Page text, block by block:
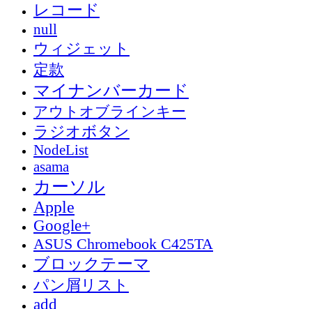
レコード
null
ウィジェット
定款
マイナンバーカード
アウトオブラインキー
ラジオボタン
NodeList
asama
カーソル
Apple
Google+
ASUS Chromebook C425TA
ブロックテーマ
パン屑リスト
add